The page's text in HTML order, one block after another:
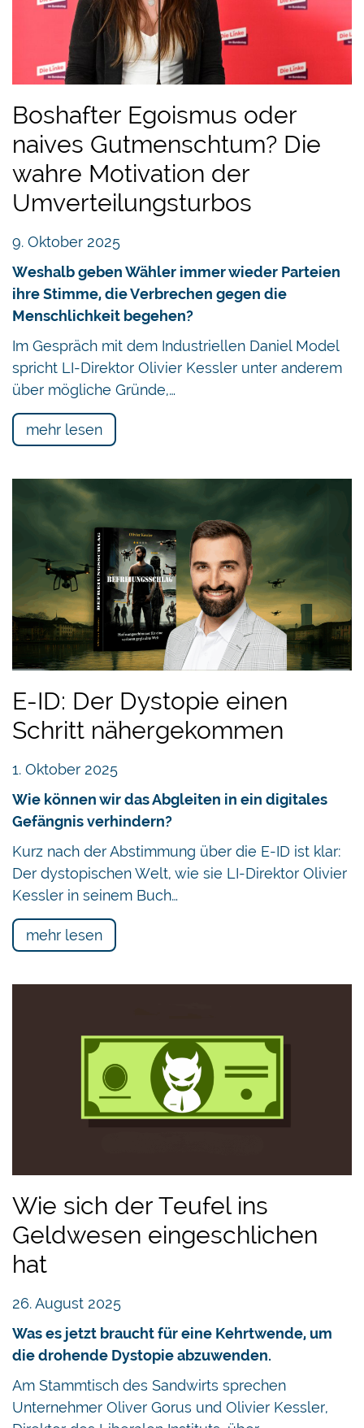
Boshafter Egoismus oder
naives Gutmenschtum? Die
wahre Motivation der
Umverteilungsturbos
9. Oktober 2025
Weshalb geben Wähler immer wieder Parteien
ihre Stimme, die Verbrechen gegen die
Menschlichkeit begehen?
Im Gespräch mit dem Industriellen Daniel Model
spricht LI-Direktor Olivier Kessler unter anderem
über mögliche Gründe,…
mehr lesen
E-ID: Der Dystopie einen
Schritt nähergekommen
1. Oktober 2025
Wie können wir das Abgleiten in ein digitales
Gefängnis verhindern?
Kurz nach der Abstimmung über die E-ID ist klar:
Der dystopischen Welt, wie sie LI-Direktor Olivier
Kessler in seinem Buch…
mehr lesen
Wie sich der Teufel ins
Geldwesen eingeschlichen
hat
26. August 2025
Was es jetzt braucht für eine Kehrtwende, um
die drohende Dystopie abzuwenden.
Am Stammtisch des Sandwirts sprechen
Unternehmer Oliver Gorus und Olivier Kessler,